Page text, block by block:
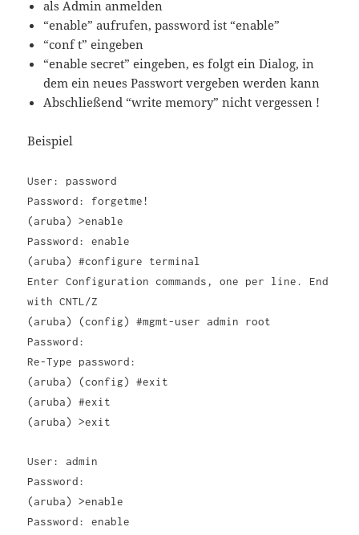
als Admin anmelden
“enable” aufrufen, password ist “enable”
“conf t” eingeben
“enable secret” eingeben, es folgt ein Dialog, in
dem ein neues Passwort vergeben werden kann
Abschließend “write memory” nicht vergessen !
Beispiel
User: password
Password: forgetme!
(aruba) >enable
Password: enable
(aruba) #configure terminal
Enter Configuration commands, one per line. End
with CNTL/Z
(aruba) (config) #mgmt-user admin root
Password:
Re-Type password:
(aruba) (config) #exit
(aruba) #exit
(aruba) >exit
User: admin
Password:
(aruba) >enable
Password: enable